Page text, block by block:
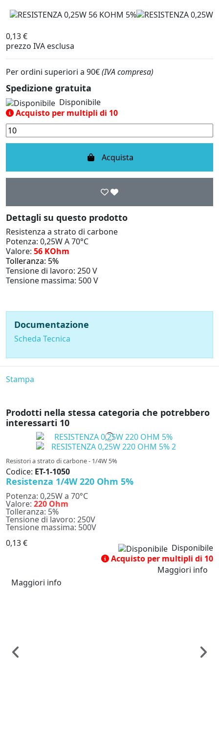
0,13 €
prezzo IVA esclusa
Per ordini superiori a 90€(IVA compresa)
Spedizione gratuita
Disponibile
Acquisto per multipli di 10
Acquista
Dettagli su questo prodotto
Resistenza a strato di carbone
Potenza: 0,25W A 70°C
Valore: 56 KOhm
Tolleranza: 5%
Tensione di lavoro: 250 V
Tensione massima: 500 V
Documentazione
Scheda Tecnica
Stampa
Prodotti nella stessa categoria che potrebbero
interessarti 10
Resistori a strato di carbone - 1/4W 5%
Codice: ET-1-1050
Resistenza 1/4W 220 Ohm 5%
Potenza: 0,25W a 70°C
Valore: 220 Ohm
Tolleranza: 5%
Tensione di lavoro: 250V
Tensione massima: 500V
0,13 €
Disponibile
Acquisto per multipli di 10
Maggiori info
Maggiori info